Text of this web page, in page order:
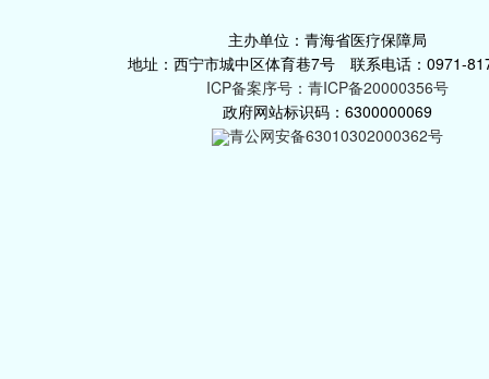
主办单位：青海省医疗保障局
地址：西宁市城中区体育巷7号 联系电话：0971-
ICP备案序号：青ICP备20000356号
政府网站标识码：6300000069
青公网安备63010302000362号